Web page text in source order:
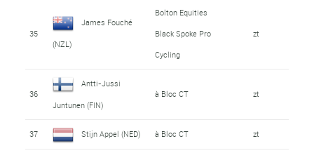
35
James Fouché
(NZL)
Bolton Equities
Black Spoke Pro
Cycling
zt
36
Antti-Jussi
Juntunen (FIN)
à Bloc CT zt
37 Stijn Appel (NED) à Bloc CT zt